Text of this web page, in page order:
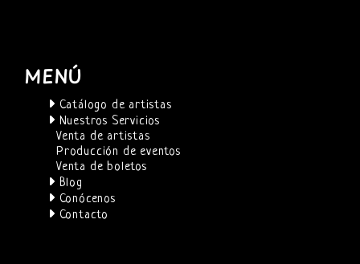
MENÚ
Catálogo de artistas
Nuestros Servicios
Venta de artistas
Producción de eventos
Venta de boletos
Blog
Conócenos
Contacto